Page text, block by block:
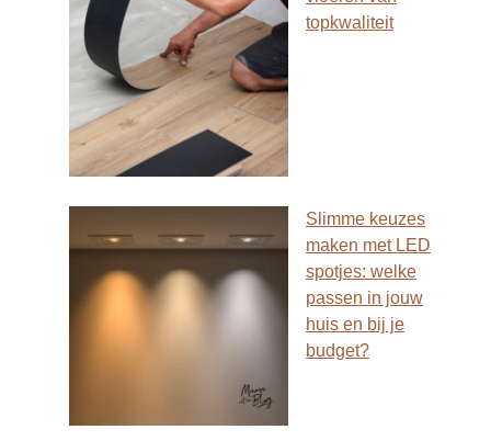
topkwaliteit
Slimme keuzes
maken met LED
spotjes: welke
passen in jouw
huis en bij je
budget?